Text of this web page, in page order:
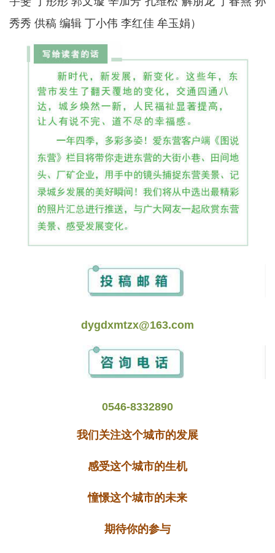
秀秀 供稿 编辑 丁小伟 李红佳 牟玉娟）
dygdxmtzx@163.com
0546-8332890
我们关注这个城市的发展
感受这个城市的生机
憧憬这个城市的未来
期待你的参与